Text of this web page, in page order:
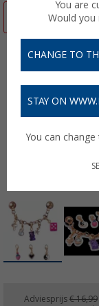
-41%
Adviesprijs € 16,99
You are
Would you
CHANGE TO
STAY ON
You can